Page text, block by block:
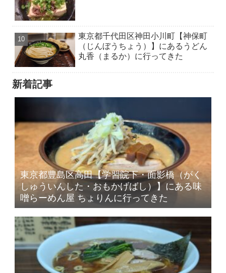
東京都千代田区神田小川町【神保町
（じんぼうちょう）】にあるうどん
丸香（まるか）に行ってきた
新着記事
東京都豊島区高田【学習院下・面影橋（がく
しゅういんした・おもかげばし）】にある味
噌らーめん屋 ちょりんに行ってきた